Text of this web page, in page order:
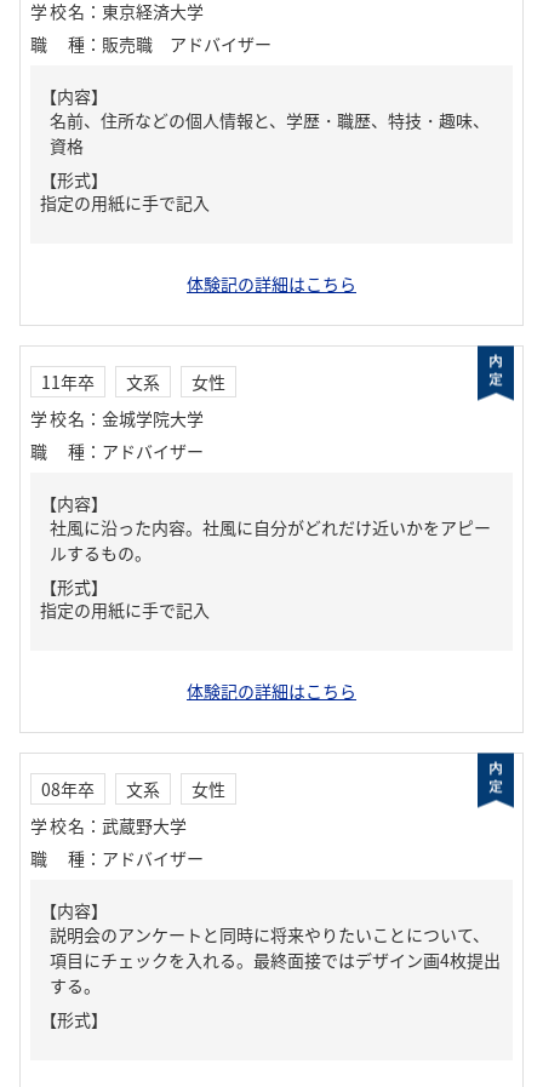
学校名 ： 東京経済大学
職種 ： 販売職 アドバイザー
【内容】
名前、住所などの個人情報と、学歴・職歴、特技・趣味、
資格
【形式】
指定の用紙に手で記入
体験記の詳細はこちら
11年卒 文系
女性
学校名 ： 金城学院大学
職種 ： アドバイザー
【内容】
社風に沿った内容。社風に自分がどれだけ近いかをアピー
ルするもの。
【形式】
指定の用紙に手で記入
体験記の詳細はこちら
08年卒 文系
女性
学校名 ： 武蔵野大学
職種 ： アドバイザー
【内容】
説明会のアンケートと同時に将来やりたいことについて、
項目にチェックを入れる。最終面接ではデザイン画4枚提出
する。
【形式】